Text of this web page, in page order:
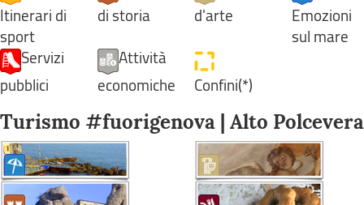
Itinerari di
sport
di storia
d'arte
Emozioni
sul mare
Servizi
pubblici
Attività
economiche
Confini(*)
Turismo #fuorigenova | Alto Polcevera